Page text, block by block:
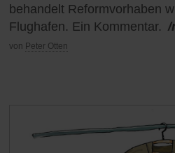
behandelt Reformvorhaben
Flughafen. Ein Kommentar. /
von Peter Otten